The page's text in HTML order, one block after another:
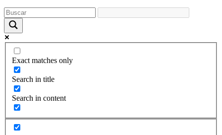
Exact matches only
Search in title
Search in content